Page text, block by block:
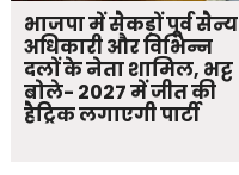
भाजपा में सैकड़ों पूर्व सैन्य
अधिकारी और विभिन्न
दलों के नेता शामिल, भट्ट
बोले- 2027 में जीत की
हैट्रिक लगाएगी पार्टी